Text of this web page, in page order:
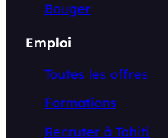
Bouger
Emploi
Toutes les offres
Formations
Recruter à Tahiti